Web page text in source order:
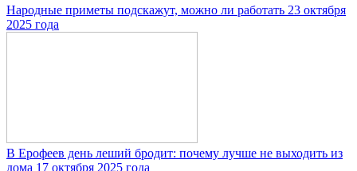
Народные приметы подскажут, можно ли работать 23 октября
2025 года
В Ерофеев день леший бродит: почему лучше не выходить из
дома 17 октября 2025 года